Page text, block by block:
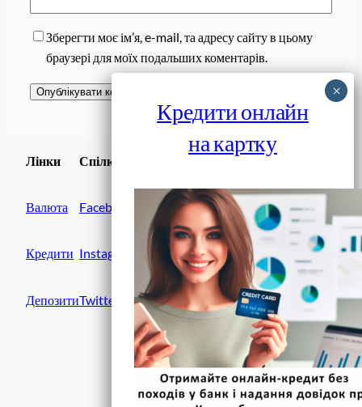
Зберегти моє ім’я, e-mail, та адресу сайту в цьому
браузері для моїх подальших коментарів.
Лінки
Валюта
Кредити
Депозити
Спілки
Facebook
Instagram
Twitter
Завантажити
Фінанси IN UA
вулиця Хрещатик, 14
Київ, 01001
Кредити онлайн
на картку